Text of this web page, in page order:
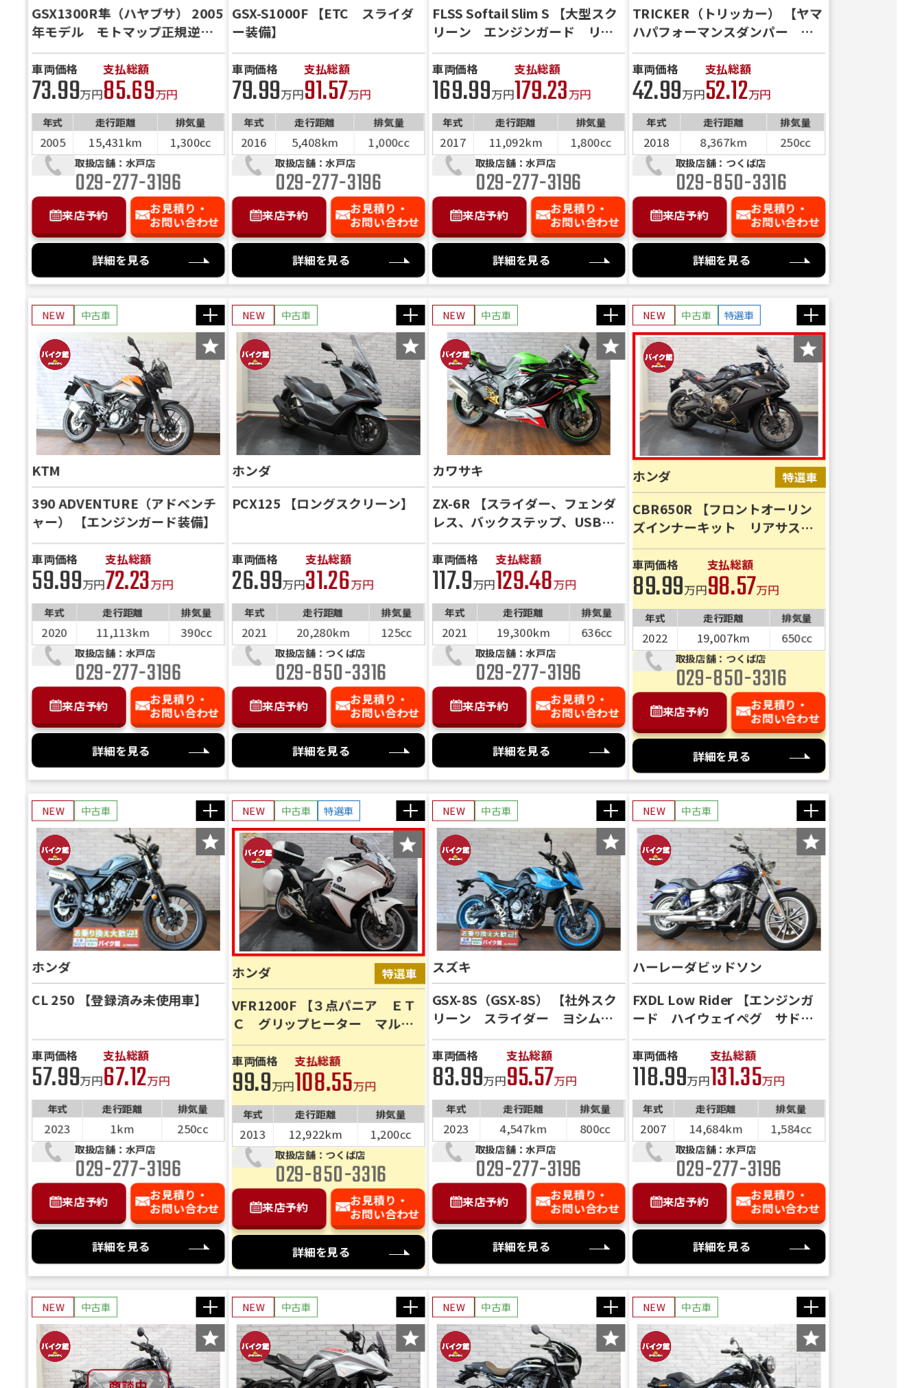
バイク館ではお乗り出しまでに必要な
概算のお支払総額を表示しております。
「お問い合わせ・来店予約」ボタンよりご依頼を頂けましたら、諸費用内
訳や、お客様のご希望に沿ったお見積もりを作成することも可能です！
是非、「お問い合わせ・来店予約」ボタンよりお気軽にご依頼ください。
GSX1300R隼（ハヤブサ） 2005
年モデル モトマップ正規逆輸
入車 カナダ仕様 MRAスクリ
ーン ナポレオンミラー アン
トライオンアジャストレバー
シングルシートカウル ETC
車両価格
73.99万円
支払総額
85.69万円
年式 走行距離 排気量
2005 15,431km 1,300cc
取扱店舗：水戸店
029-277-3196
来店予約
お見積り・
お問い合わせ
詳細を見る
GSX-S1000F 【ETC スライダ
ー装備】
車両価格
79.99万円
支払総額
91.57万円
年式 走行距離 排気量
2016 5,408km 1,000cc
取扱店舗：水戸店
029-277-3196
来店予約
お見積り・
お問い合わせ
詳細を見る
FLSS Softail Slim S 【大型スク
リーン エンジンガード リア
キャリア ETC USB電源装
備】
車両価格
169.99万円
支払総額
179.23万円
年式 走行距離 排気量
2017 11,092km 1,800cc
取扱店舗：水戸店
029-277-3196
来店予約
お見積り・
お問い合わせ
詳細を見る
TRICKER（トリッカー） 【ヤマ
ハパフォーマンスダンパー Ｕ
ＳＢ電源 ＥＴＣ】
車両価格
42.99万円
支払総額
52.12万円
年式 走行距離 排気量
2018 8,367km 250cc
取扱店舗：つくば店
029-850-3316
来店予約
お見積り・
お問い合わせ
詳細を見る
NEW 中古車
KTM
390 ADVENTURE（アドベンチ
ャー） 【エンジンガード装備】
車両価格
59.99万円
支払総額
72.23万円
年式 走行距離 排気量
2020 11,113km 390cc
取扱店舗：水戸店
029-277-3196
来店予約
お見積り・
お問い合わせ
詳細を見る
NEW 中古車
ホンダ
PCX125 【ロングスクリーン】
車両価格
26.99万円
支払総額
31.26万円
年式 走行距離 排気量
2021 20,280km 125cc
取扱店舗：つくば店
029-850-3316
来店予約
お見積り・
お問い合わせ
詳細を見る
NEW 中古車
カワサキ
ZX-6R 【スライダー、フェンダ
レス、バックステップ、USB電
源】
車両価格
117.9万円
支払総額
129.48万円
年式 走行距離 排気量
2021 19,300km 636cc
取扱店舗：水戸店
029-277-3196
来店予約
お見積り・
お問い合わせ
詳細を見る
NEW 中古車 特選車
ホンダ
CBR650R 【フロントオーリン
ズインナーキット リアサスオ
ーリンズ 前後ドライブレコー
ダー 外装カスタム】
車両価格
89.99万円
支払総額
98.57万円
年式 走行距離 排気量
2022 19,007km 650cc
取扱店舗：つくば店
029-850-3316
来店予約
お見積り・
お問い合わせ
詳細を見る
NEW 中古車
ホンダ
CL 250 【登録済み未使用車】
車両価格
57.99万円
支払総額
67.12万円
年式 走行距離 排気量
2023 1km 250cc
取扱店舗：水戸店
029-277-3196
来店予約
お見積り・
お問い合わせ
詳細を見る
NEW 中古車 特選車
ホンダ
VFR1200F 【３点パニア ＥＴ
Ｃ グリップヒーター マルチ
バー装備】
車両価格
99.9万円
支払総額
108.55万円
年式 走行距離 排気量
2013 12,922km 1,200cc
取扱店舗：つくば店
029-850-3316
来店予約
お見積り・
お問い合わせ
詳細を見る
NEW 中古車
スズキ
GSX-8S（GSX-8S） 【社外スク
リーン スライダー ヨシムラ
ラジエーターガード 純正オプ
ションＵＳＢ電源】
車両価格
83.99万円
支払総額
95.57万円
年式 走行距離 排気量
2023 4,547km 800cc
取扱店舗：水戸店
029-277-3196
来店予約
お見積り・
お問い合わせ
詳細を見る
NEW 中古車
ハーレーダビッドソン
FXDL Low Rider 【エンジンガ
ード ハイウェイペグ サドル
バックサポート】
車両価格
118.99万円
支払総額
131.35万円
年式 走行距離 排気量
2007 14,684km 1,584cc
取扱店舗：水戸店
029-277-3196
来店予約
お見積り・
お問い合わせ
詳細を見る
NEW 中古車 NEW 中古車 NEW 中古車 NEW 中古車
前へ次へ